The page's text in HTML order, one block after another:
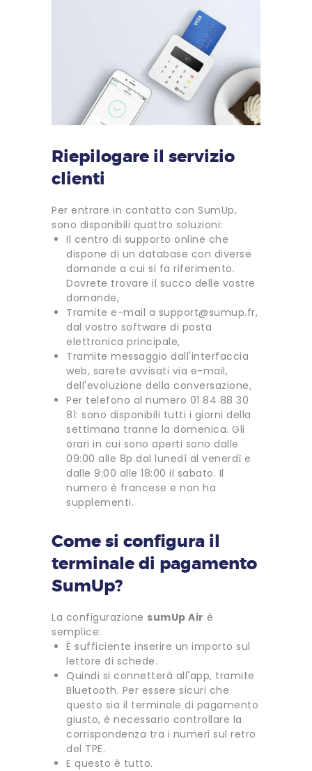
Riepilogare il servizio
clienti
Per entrare in contatto con SumUp,
sono disponibili quattro soluzioni:
Il centro di supporto online che
dispone di un database con diverse
domande a cui si fa riferimento.
Dovrete trovare il succo delle vostre
domande,
Tramite e-mail a support@sumup.fr,
dal vostro software di posta
elettronica principale,
Tramite messaggio dall'interfaccia
web, sarete avvisati via e-mail,
dell'evoluzione della conversazione,
Per telefono al numero 01 84 88 30
81: sono disponibili tutti i giorni della
settimana tranne la domenica. Gli
orari in cui sono aperti sono dalle
09:00 alle 8p dal lunedì al venerdì e
dalle 9:00 alle 18:00 il sabato. Il
numero è francese e non ha
supplementi.
Come si configura il
terminale di pagamento
SumUp?
La configurazione sumUp Air è
semplice:
È sufficiente inserire un importo sul
lettore di schede.
Quindi si connetterà all'app, tramite
Bluetooth. Per essere sicuri che
questo sia il terminale di pagamento
giusto, è necessario controllare la
corrispondenza tra i numeri sul retro
del TPE.
E questo è tutto.